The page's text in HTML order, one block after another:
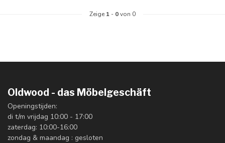
Zeige 1 - 0von 0
Oldwood - das Möbelgeschäft
Openingstijden:
di t/m vrijdag 10:00 - 17:00
zaterdag: 10:00-16:00
zondag & maandag : gesloten